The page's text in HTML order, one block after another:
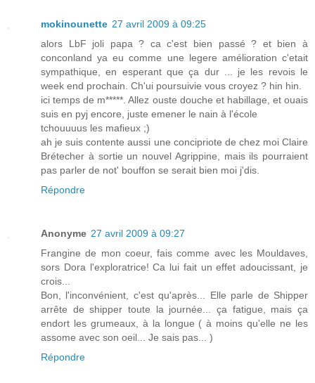
mokinounette 27 avril 2009 à 09:25
alors LbF joli papa ? ca c'est bien passé ? et bien à
conconland ya eu comme une legere amélioration c'etait
sympathique, en esperant que ça dur ... je les revois le
week end prochain. Ch'ui poursuivie vous croyez ? hin hin.
ici temps de m*****. Allez ouste douche et habillage, et ouais
suis en pyj encore, juste emener le nain à l'école
tchouuuus les mafieux ;)
ah je suis contente aussi une concipriote de chez moi Claire
Brétecher à sortie un nouvel Agrippine, mais ils pourraient
pas parler de not' bouffon se serait bien moi j'dis.
Répondre
Anonyme 27 avril 2009 à 09:27
Frangine de mon coeur, fais comme avec les Mouldaves,
sors Dora l'exploratrice! Ca lui fait un effet adoucissant, je
crois...
Bon, l'inconvénient, c'est qu'après... Elle parle de Shipper
arrête de shipper toute la journée... ça fatigue, mais ça
endort les grumeaux, à la longue ( à moins qu'elle ne les
assome avec son oeil... Je sais pas... )
Répondre